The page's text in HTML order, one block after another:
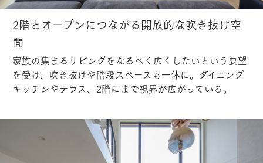
2階とオープンにつながる開放的な吹き抜け空
間
家族の集まるリビングをなるべく広くしたいという要望
を受け、吹き抜けや階段スペースも一体に。ダイニング
キッチンやテラス、2階にまで視界が広がっている。